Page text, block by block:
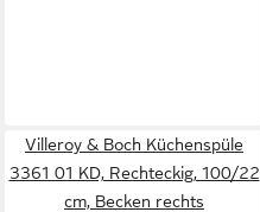
Villeroy & Boch Küchenspüle
3361 01 KD, Rechteckig, 100/22
cm, Becken rechts